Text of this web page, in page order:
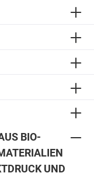
BIO-
UND